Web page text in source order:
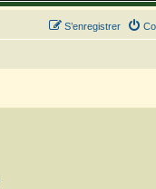
S’enregistrer